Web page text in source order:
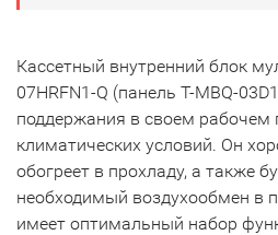
Кассетный внутренний блок
07HRFN1-Q (панель T-MBQ-
поддержания в своем рабочем
климатических условий. Он
обогреет в прохладу, а также
необходимый воздухообмен в
имеет оптимальный набор